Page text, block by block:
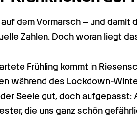
dem Vormarsch – und damit
Zahlen. Doch woran liegt
Frühling kommt in
während des Lockdown-
Seele gut, doch aufgepasst:
die uns ganz schön